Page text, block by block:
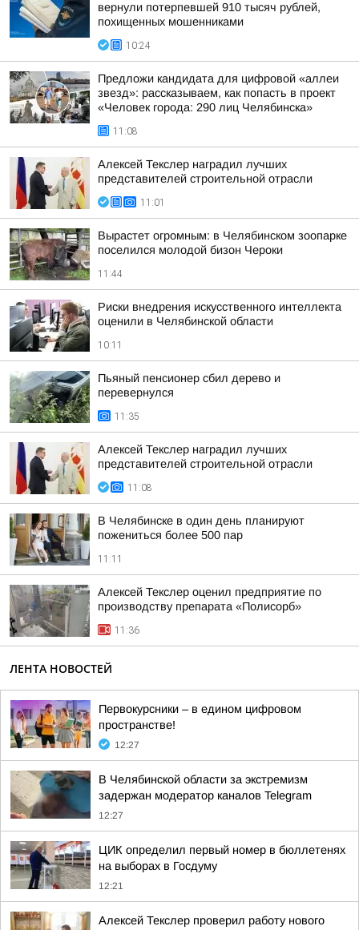
вернули потерпевшей 910 тысяч рублей,
похищенных мошенниками
10:24
Предложи кандидата для цифровой «аллеи
звезд»: рассказываем, как попасть в проект
«Человек города: 290 лиц Челябинска»
11:08
Алексей Текслер наградил лучших
представителей строительной отрасли
11:01
Вырастет огромным: в Челябинском зоопарке
поселился молодой бизон Чероки
11:44
Риски внедрения искусственного интеллекта
оценили в Челябинской области
10:11
Пьяный пенсионер сбил дерево и
перевернулся
11:35
Алексей Текслер наградил лучших
представителей строительной отрасли
11:08
В Челябинске в один день планируют
пожениться более 500 пар
11:11
Алексей Текслер оценил предприятие по
производству препарата «Полисорб»
11:36
ЛЕНТА НОВОСТЕЙ
Первокурсники – в едином цифровом
пространстве!
12:27
В Челябинской области за экстремизм
задержан модератор каналов Telegram
12:27
ЦИК определил первый номер в бюллетенях
на выборах в Госдуму
12:21
Алексей Текслер проверил работу нового